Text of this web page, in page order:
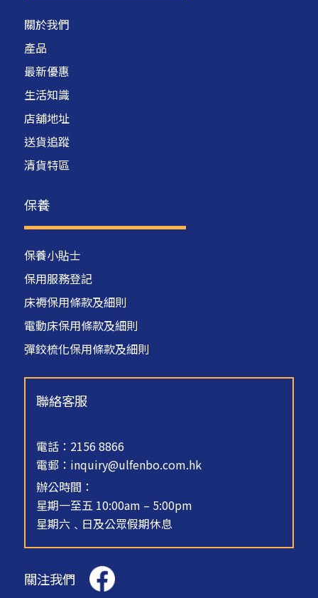
關於我們
產品
最新優惠
生活知識
店舖地址
送貨追蹤
清貨特區
保養
保養小貼士
保用服務登記
床褥保用條款及細則
電動床保用條款及細則
彈鉸梳化保用條款及細則
聯絡客服
電話：2156 8866
電郵： inquiry@ulfenbo.com.hk
辦公時間：
星期一至五 10:00am – 5:00pm
星期六﹑日及公眾假期休息
關注我們